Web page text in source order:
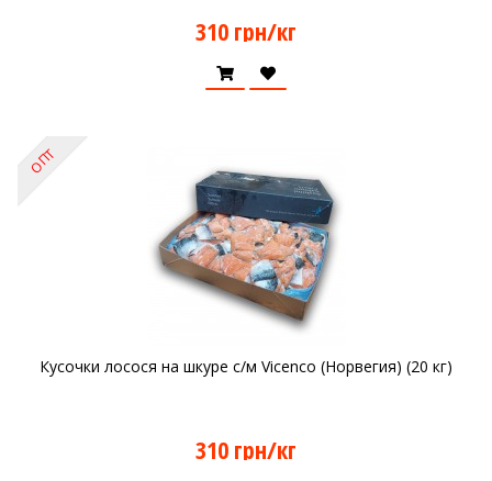
310 грн/кг
ОПТ
Кусочки лосося на шкуре с/м Vicenco (Норвегия) (20 кг)
310 грн/кг